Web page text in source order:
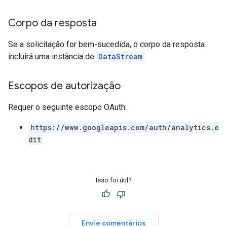
Corpo da resposta
Se a solicitação for bem-sucedida, o corpo da resposta
incluirá uma instância de DataStream .
Escopos de autorização
Requer o seguinte escopo OAuth:
https://www.googleapis.com/auth/analytics.e
dit
Isso foi útil?
Envie comentários